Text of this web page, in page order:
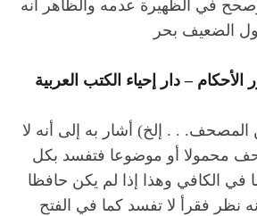
في الظهيرة عدمه والظاهر أنه
الضعيف بحر
– دار إحياء الكتب العربية
المصحف. . . إلخ) أشار به إلى أنه لا
محمولا أو موضوعا فتفسد بكل
في الكافي وهذا إذا لم يكن حافظا
نظر فقرأ لا تفسد كما في الفتح